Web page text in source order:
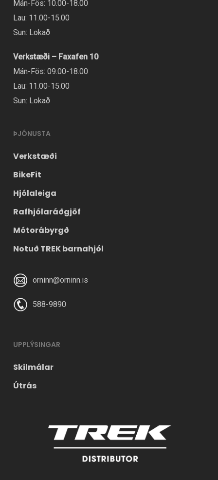
Mán-Fös: 10.00-18.00
Lau: 11.00-15.00
Sun: Lokað
Verkstæði – Faxafen 10
Mán-Fös: 09.00-18.00
Lau: 11.00-15.00
Sun: Lokað
ÞJÓNUSTA
Verkstæði
BikeFit
Hjólaleiga
Rafhjólaráðgjöf
Mótorábyrgð
Notuð TREK barnahjól
orninn@orninn.is
588-9890
UPPLÝSINGAR
Skilmálar
Útrás